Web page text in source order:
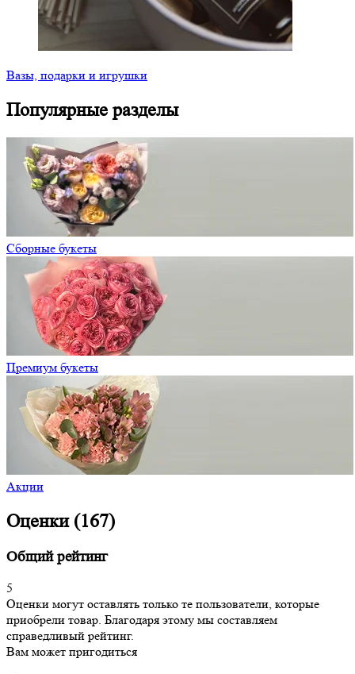
Вазы, подарки и игрушки
Популярные разделы
Сборные букеты
Премиум букеты
Акции
Оценки (167)
Общий рейтинг
5
Оценки могут оставлять только те пользователи, которые
приобрели товар. Благодаря этому мы составляем
справедливый рейтинг.
Вам может пригодиться